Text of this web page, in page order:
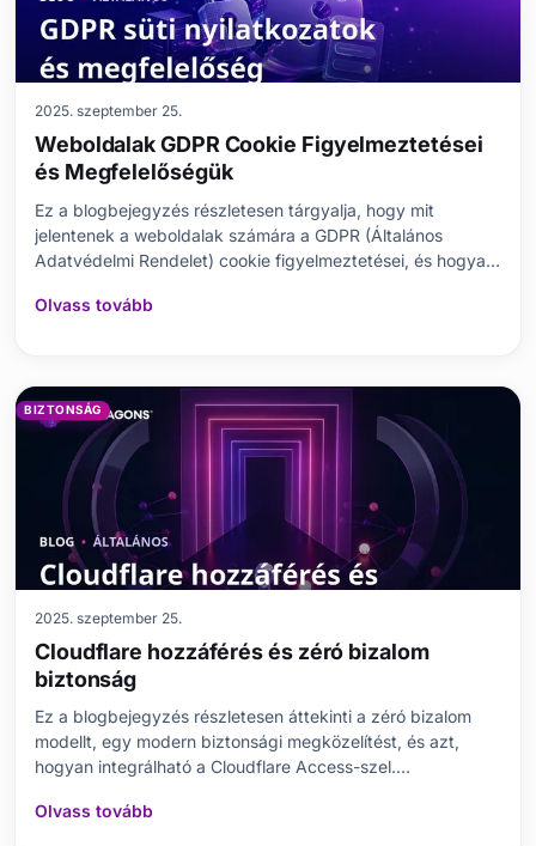
2025. szeptember 25.
Weboldalak GDPR Cookie Figyelmeztetései
és Megfelelőségük
Ez a blogbejegyzés részletesen tárgyalja, hogy mit
jelentenek a weboldalak számára a GDPR (Általános
Adatvédelmi Rendelet) cookie figyelmeztetései, és hogyan
jelentőségétől kezdve bemutatja, hogyan kell elkészíteni a
Olvass tovább
BIZTONSÁG
2025. szeptember 25.
Cloudflare hozzáférés és zéró bizalom
biztonság
Ez a blogbejegyzés részletesen áttekinti a zéró bizalom
modellt, egy modern biztonsági megközelítést, és azt,
hogyan integrálható a Cloudflare Access-szel.
biztonság szempontjából, és hogyan illeszkedik a zéró
Olvass tovább